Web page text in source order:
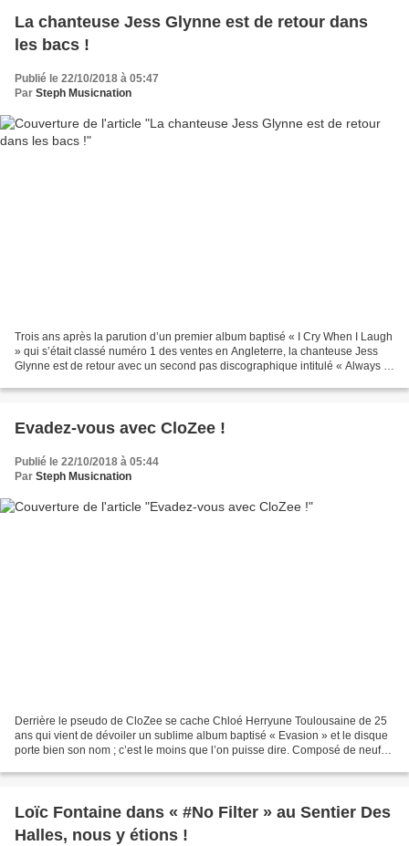
La chanteuse Jess Glynne est de retour dans
les bacs !
Publié le 22/10/2018 à 05:47
Par Steph Musicnation
Trois ans après la parution d’un premier album baptisé « I Cry When I Laugh
» qui s’était classé numéro 1 des ventes en Angleterre, la chanteuse Jess
Glynne est de retour avec un second pas discographique intitulé « Always In
Evadez-vous avec CloZee !
Publié le 22/10/2018 à 05:44
Par Steph Musicnation
Derrière le pseudo de CloZee se cache Chloé Herryune Toulousaine de 25
ans qui vient de dévoiler un sublime album baptisé « Evasion » et le disque
porte bien son nom ; c’est le moins que l’on puisse dire. Composé de neuf
Loïc Fontaine dans « #No Filter » au Sentier Des
Halles, nous y étions !